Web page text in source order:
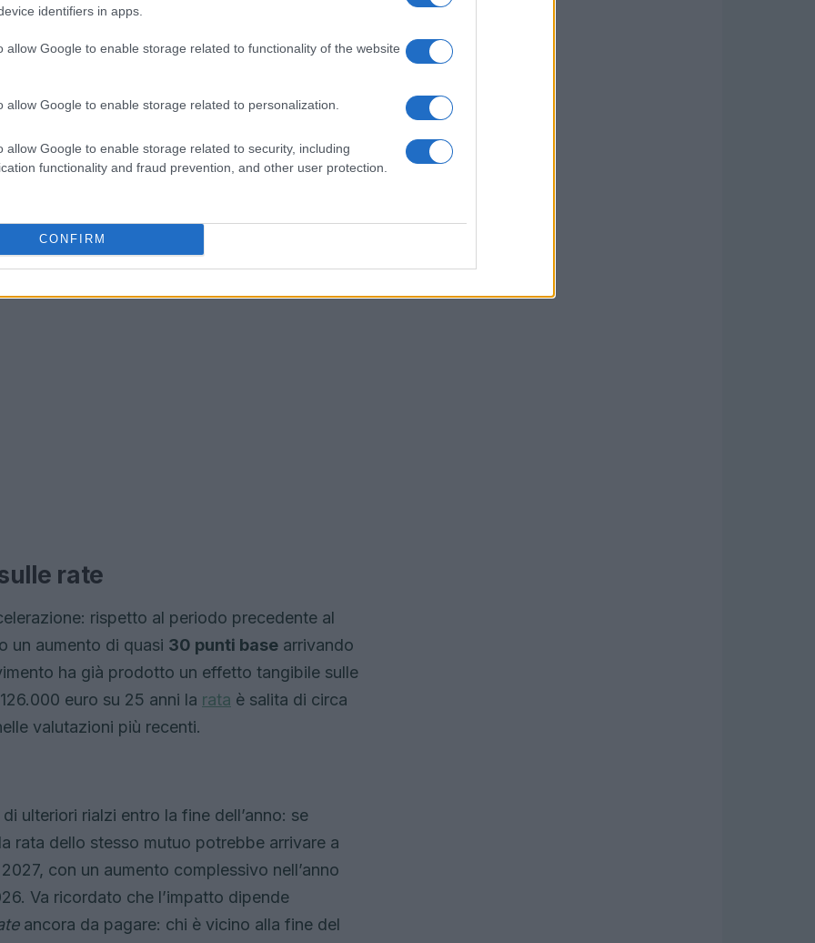
identifiers in apps.
allow Google to enable storage related to functionality of the website
allow Google to enable storage related to personalization.
allow Google to enable storage related to security, including
functionality and fraud prevention, and other user protection.
CONFIRM
il
per il credito al consumo il livello medio
variazione che pesa soprattutto sulle
credito bancario per investire e funzionare.
rate
rispetto al periodo precedente al
un aumento di quasi 30 punti base arrivando
ha già prodotto un effetto tangibile sulle
euro su 25 anni la rata è salita di circa
valutazioni più recenti.
ulteriori rialzi entro la fine dell’anno: se
rata dello stesso mutuo potrebbe arrivare a
con un aumento complessivo nell’anno
Va ricordato che l’impatto dipende
ancora da pagare: chi è vicino alla fine del